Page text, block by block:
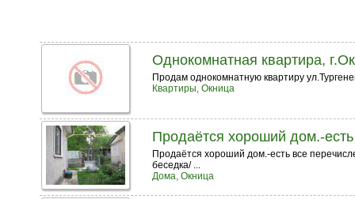
Однокомнатная квартира,
Продам однокомнатную квартиру
Квартиры, Окница
Продаётся хороший дом.-
Продаётся хороший дом.-есть все
беседка/ ...
Дома, Окница